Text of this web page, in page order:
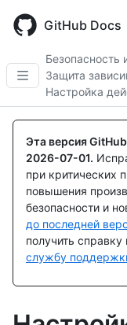
main
GitHub Docs
Безопасность
Защита
Настройка
Эта версия
2026-07-01.
при критических
повышения
безопасности и
до последней
получить
службу